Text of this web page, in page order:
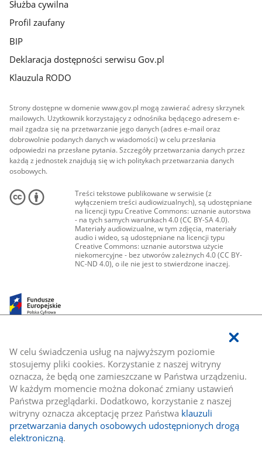
W celu świadczenia usług na najwyższym poziomie
stosujemy pliki cookies. Korzystanie z naszej witryny
oznacza, że będą one zamieszczane w Państwa urządzeniu.
W każdym momencie można dokonać zmiany ustawień
Państwa przeglądarki. Dodatkowo, korzystanie z naszej
witryny oznacza akceptację przez Państwa klauzuli
przetwarzania danych osobowych udostępnionych drogą
elektroniczną.
Służba cywilna
Profil zaufany
BIP
Deklaracja dostępności serwisu Gov.pl
Klauzula RODO
Strony dostępne w domenie www.gov.pl mogą zawierać adresy skrzynek
mailowych. Użytkownik korzystający z odnośnika będącego adresem e-
mail zgadza się na przetwarzanie jego danych (adres e-mail oraz
dobrowolnie podanych danych w wiadomości) w celu przesłania
odpowiedzi na przesłane pytania. Szczegóły przetwarzania danych przez
każdą z jednostek znajdują się w ich politykach przetwarzania danych
osobowych.
Treści tekstowe publikowane w serwisie (z
wyłączeniem treści audiowizualnych), są udostępniane
na licencji typu Creative Commons: uznanie autorstwa
- na tych samych warunkach 4.0 (CC BY-SA 4.0).
Materiały audiowizualne, w tym zdjęcia, materiały
audio i wideo, są udostępniane na licencji typu
Creative Commons: uznanie autorstwa użycie
niekomercyjne - bez utworów zależnych 4.0 (CC BY-
NC-ND 4.0), o ile nie jest to stwierdzone inaczej.